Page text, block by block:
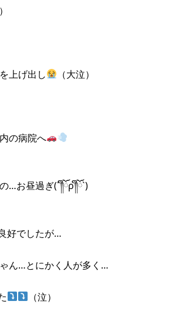
上げ出し
（大泣）
の病院へ
…お昼過ぎ(´༎ຶོρ༎ຶོ`)
好でしたが…
ん…とにかく人が多く…
（泣）